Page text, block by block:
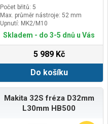
Počet břitů: 5
Max. průměr nástroje: 52 mm
Upnutí: MK2/M10
Skladem - do 3-5 dnů u Vás
5 989 Kč
Do košíku
Makita 32S fréza D32mm
L30mm HB500